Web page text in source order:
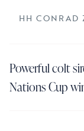
HH CONRAD
Powerful colt
Nations Cup